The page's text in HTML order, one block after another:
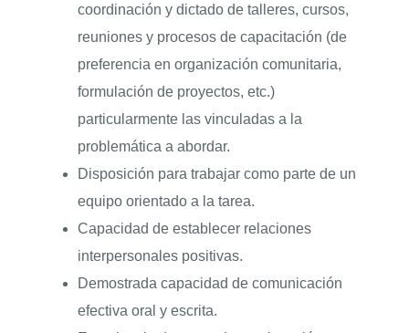
coordinación y dictado de talleres, cursos,
reuniones y procesos de capacitación (de
preferencia en organización comunitaria,
formulación de proyectos, etc.)
particularmente las vinculadas a la
problemática a abordar.
Disposición para trabajar como parte de un
equipo orientado a la tarea.
Capacidad de establecer relaciones
interpersonales positivas.
Demostrada capacidad de comunicación
efectiva oral y escrita.